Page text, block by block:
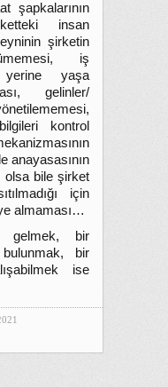
şapkalarının
insan
şirketin
iş
yerine yaşa
gelinler/
kontrol
anayasasının
olsa bile şirket
için
almaması…
gelmek, bir
bir
ise